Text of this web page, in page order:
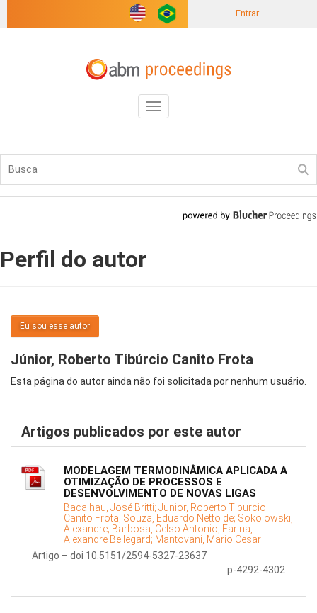
Entrar
Toggle
navigation
Perfil do autor
Eu sou esse autor
Júnior, Roberto Tibúrcio Canito Frota
Esta página do autor ainda não foi solicitada por nenhum usuário.
Artigos publicados por este autor
MODELAGEM TERMODINÂMICA APLICADA A
OTIMIZAÇÃO DE PROCESSOS E
DESENVOLVIMENTO DE NOVAS LIGAS
Bacalhau, José Britti; Junior, Roberto Tiburcio
Canito Frota; Souza, Eduardo Netto de; Sokolowski,
Alexandre; Barbosa, Celso Antonio; Farina,
Alexandre Bellegard; Mantovani, Mario Cesar
Artigo – doi 10.5151/2594-5327-23637
p-4292-4302